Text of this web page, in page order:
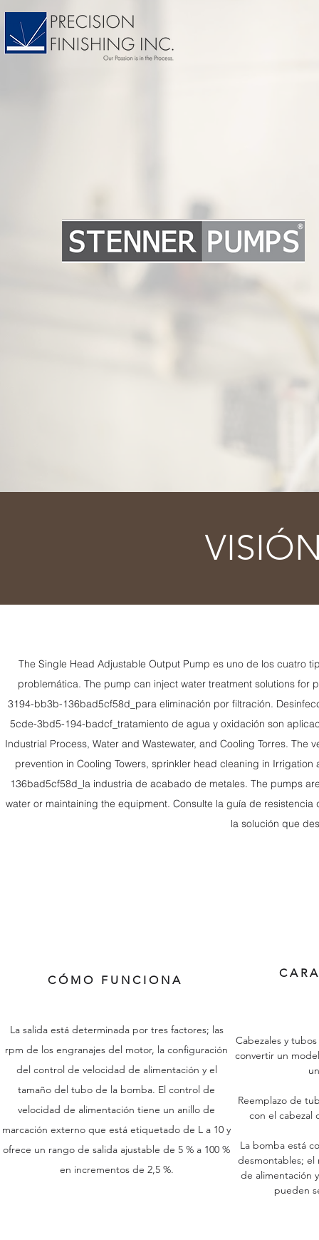
The Single Head Adjustable Output Pump es uno de los cuatro
problemática. The pump can inject water treatment solutions
3194-bb3b-136bad5cf58d_para eliminación por filtración.
5cde-3bd5-194-badcf_tratamiento de agua y oxidación son
Industrial Process, Water and Wastewater, and Cooling Torres.
prevention in Cooling Towers, sprinkler head cleaning in
136bad5cf58d_la industria de acabado de metales. The pumps
water or maintaining the equipment. Consulte la guía de
la solución que
CÓMO FUNCIONA
La salida está determinada por tres factores; las
rpm de los engranajes del motor, la configuración
del control de velocidad de alimentación y el
tamaño del tubo de la bomba. El control de
velocidad de alimentación tiene un anillo de
marcación externo que está etiquetado de L a 10 y
ofrece un rango de salida ajustable de 5 % a 100 %
en incrementos de 2,5 %.
Cabezales y
convertir un
Reemplazo de
con el
La bomba está
desmontables; el
de alimentación
pueden